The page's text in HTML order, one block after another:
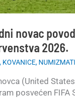
novac
2026.
, KOVANICE,
(United
posvećen